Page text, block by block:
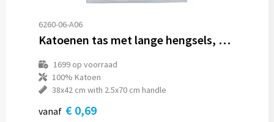
6260-06-A06
Katoenen tas met lange hengsels, 140 gr/m²
1699op voorraad
100% Katoen
38x42 cm with 2.5x70 cm handle
vanaf € 0,69